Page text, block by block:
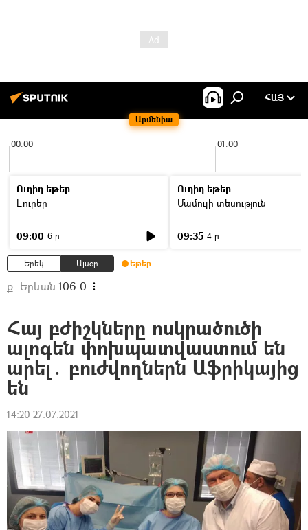
Արմենիա
ՀԱՅ
00:00 01:00
Ուղիղ եթեր
Լուրեր
09:00 6 ր
Ուղիղ եթեր
Մամուլի տեսություն
09:35 4 ր
Երեկ Այսօր Եթեր
ք. Երևան 106.0
Հայ բժիշկները ոսկրածուծի
ալոգեն փոխպատվաստում են
արել․ բուժվողներն Աֆրիկայից
են
14:20 27.07.2021